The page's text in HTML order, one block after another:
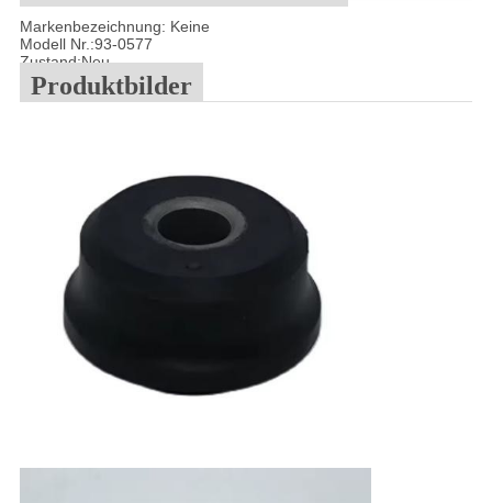
Markenbezeichnung: Keine
Modell Nr.:93-0577
Zustand:Neu
Produktbilder